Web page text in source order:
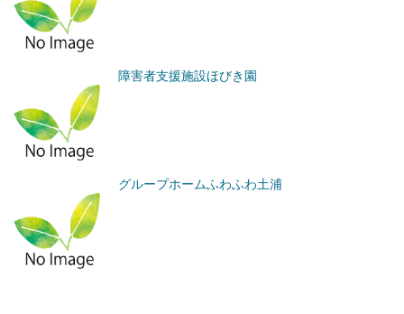
障害者支援施設ほびき園
グループホームふわふわ土浦